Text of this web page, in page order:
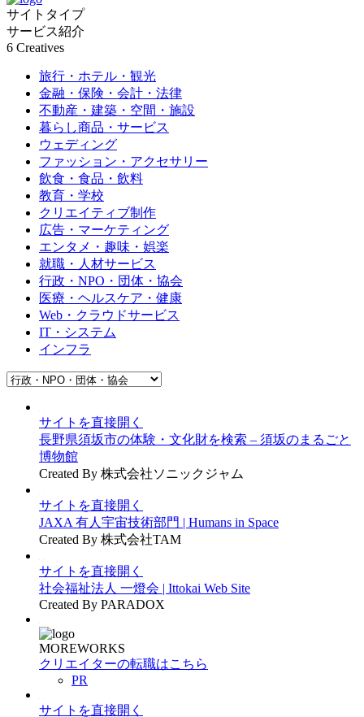
サイトタイプ
サービス紹介
6 Creatives
旅行・ホテル・観光
金融・保険・会計・法律
不動産・建築・空間・施設
暮らし商品・サービス
ウェディング
ファッション・アクセサリー
飲食・食品・飲料
教育・学校
クリエイティブ制作
広告・マーケティング
エンタメ・趣味・娯楽
就職・人材サービス
行政・NPO・団体・協会
医療・ヘルスケア・健康
Web・クラウドサービス
IT・システム
インフラ
サイトを直接開く
長野県須坂市の体験・文化財を検索 – 須坂のまるごと
博物館
Created By 株式会社ソニックジャム
サイトを直接開く
JAXA 有人宇宙技術部門 | Humans in Space
Created By 株式会社TAM
サイトを直接開く
社会福祉法人 一燈会 | Ittokai Web Site
Created By PARADOX
MOREWORKS
クリエイターの転職はこちら
PR
サイトを直接開く